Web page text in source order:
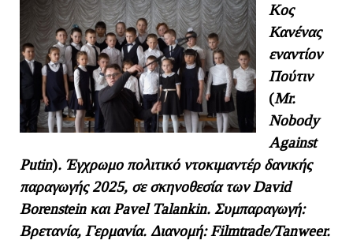
Κος
Κανένας
εναντίον
Πούτιν
(Mr.
Nobody
Against
Putin). Έγχρωμο πολιτικό ντοκιμαντέρ δανικής
παραγωγής 2025, σε σκηνοθεσία τωνDavid
Borenstein καιPavel Talankin. Συμπαραγωγή:
Βρετανία, Γερμανία. Διανομή: Filmtrade/Tanweer.